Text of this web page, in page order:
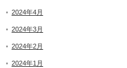
2024年4月
2024年3月
2024年2月
2024年1月